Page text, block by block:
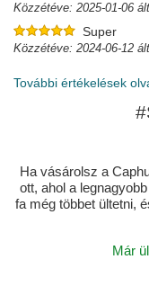
Közzétéve: 2025-01-06
Super
Közzétéve: 2024-06-12
További értékelések
Ha vásárolsz a
ott, ahol a
fa még többet ültetni,
Már